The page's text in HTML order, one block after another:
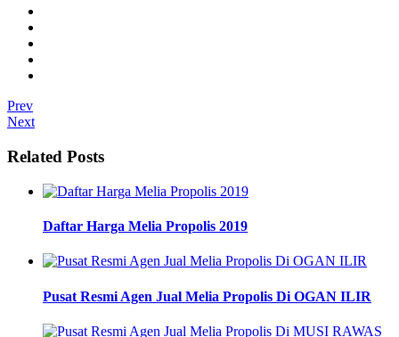
Prev
Next
Related Posts
Daftar Harga Melia Propolis 2019
Pusat Resmi Agen Jual Melia Propolis Di OGAN ILIR